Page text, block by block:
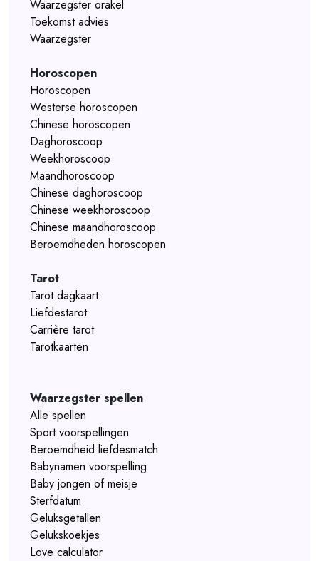
Waarzegster orakel
Toekomst advies
Waarzegster
Horoscopen
Horoscopen
Westerse horoscopen
Chinese horoscopen
Daghoroscoop
Weekhoroscoop
Maandhoroscoop
Chinese daghoroscoop
Chinese weekhoroscoop
Chinese maandhoroscoop
Beroemdheden horoscopen
Tarot
Tarot dagkaart
Liefdestarot
Carrière tarot
Tarotkaarten
Waarzegster spellen
Alle spellen
Sport voorspellingen
Beroemdheid liefdesmatch
Babynamen voorspelling
Baby jongen of meisje
Sterfdatum
Geluksgetallen
Gelukskoekjes
Love calculator